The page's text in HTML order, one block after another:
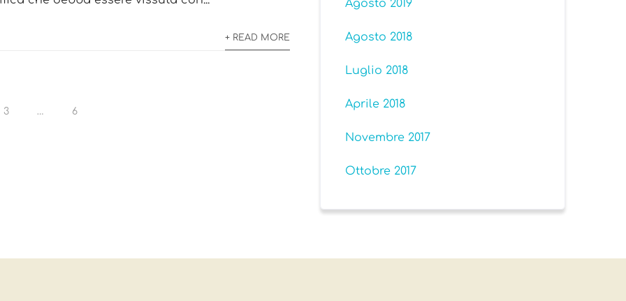
+ READ MORE
3 … 6
Agosto 2019
Agosto 2018
Luglio 2018
Aprile 2018
Novembre 2017
Ottobre 2017